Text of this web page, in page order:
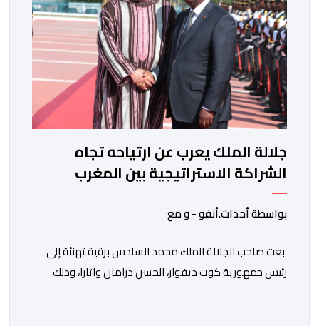
جلالة الملك يعرب عن ارتياحه تجاه
الشراكة الاستراتيجية بين المغرب
والكوت ديفوار
بواسطة أحداث.أنفو - و مع
بعث صاحب الجلالة الملك محمد السادس برقية تهنئة إلى
رئيس جمهورية كوت ديفوار، الحسن درامان واتارا، وذلك